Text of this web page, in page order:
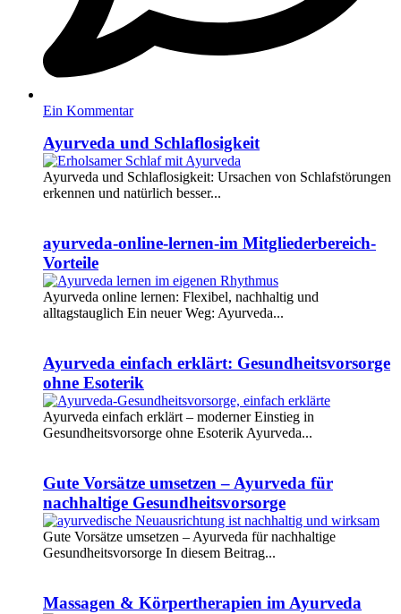
Ein Kommentar
Ayurveda und Schlaflosigkeit
Ayurveda und Schlaflosigkeit: Ursachen von Schlafstörungen
erkennen und natürlich besser...
ayurveda-online-lernen-im Mitgliederbereich-
Vorteile
Ayurveda online lernen: Flexibel, nachhaltig und
alltagstauglich Ein neuer Weg: Ayurveda...
Ayurveda einfach erklärt: Gesundheitsvorsorge
ohne Esoterik
Ayurveda einfach erklärt – moderner Einstieg in
Gesundheitsvorsorge ohne Esoterik Ayurveda...
Gute Vorsätze umsetzen – Ayurveda für
nachhaltige Gesundheitsvorsorge
Gute Vorsätze umsetzen – Ayurveda für nachhaltige
Gesundheitsvorsorge In diesem Beitrag...
Massagen & Körpertherapien im Ayurveda